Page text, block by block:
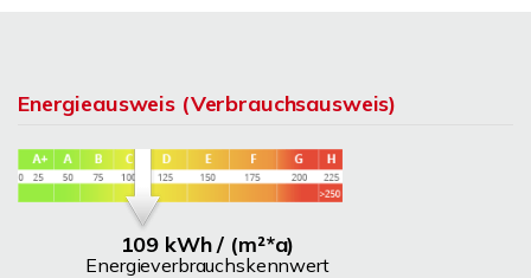
Energieausweis (Verbrauchsausweis)
109 kWh / (m²*a)
Energieverbrauchskennwert